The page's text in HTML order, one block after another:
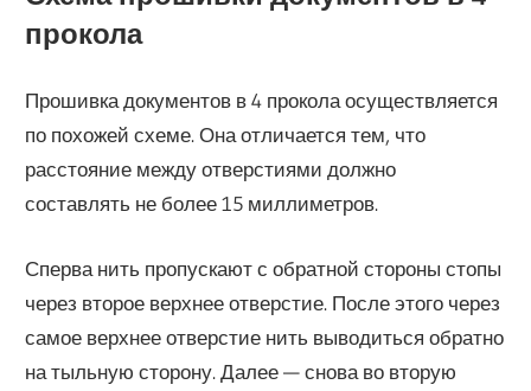
прокола
Прошивка документов в 4 прокола осуществляется
по похожей схеме. Она отличается тем, что
расстояние между отверстиями должно
составлять не более 15 миллиметров.
Сперва нить пропускают с обратной стороны стопы
через второе верхнее отверстие. После этого через
самое верхнее отверстие нить выводиться обратно
на тыльную сторону. Далее — снова во вторую